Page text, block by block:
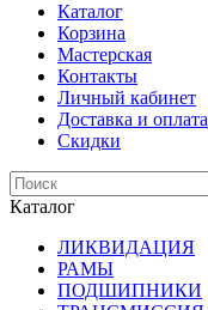
Каталог
Корзина
Мастерская
Контакты
Личный кабинет
Доставка и оплата
Скидки
Каталог
ЛИКВИДАЦИЯ
РАМЫ
ПОДШИПНИКИ